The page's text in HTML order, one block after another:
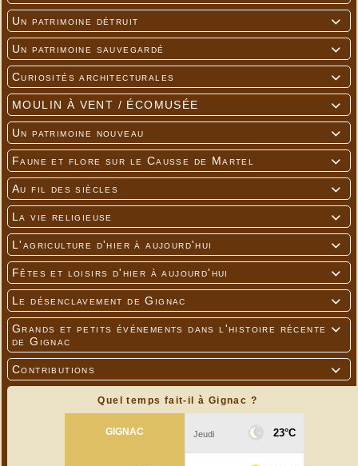

Un patrimoine détruit

Un patrimoine sauvegardé

Curiosités architecturales

MOULIN À VENT / ÉCOMUSÉE

Un patrimoine nouveau

Faune et flore sur le Causse de Martel

Au fil des siècles

La vie religieuse

L'agriculture d'hier à aujourd'hui

Fêtes et loisirs d'hier à aujourd'hui

Le désenclavement de Gignac

Grands et petits événements dans l'histoire récente
de Gignac

Contributions
Quel temps fait-il à Gignac ?